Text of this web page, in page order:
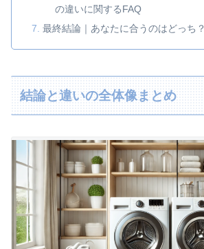
の違いに関するFAQ
最終結論｜あなたに合うのはどっち？
結論と違いの全体像まとめ